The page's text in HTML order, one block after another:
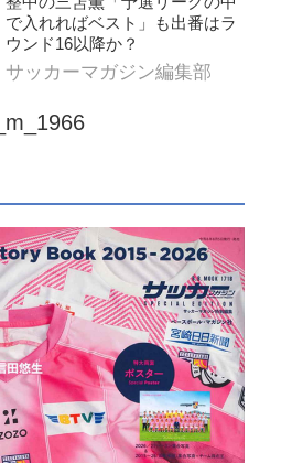
で入れればベスト」も出番はラ
ウンド16以降か？
サッカーマガジン編集部